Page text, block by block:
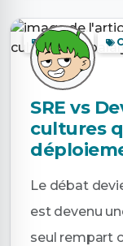
DevOps
SRE vs
cultures
Le débat
est devenu
seul rempart